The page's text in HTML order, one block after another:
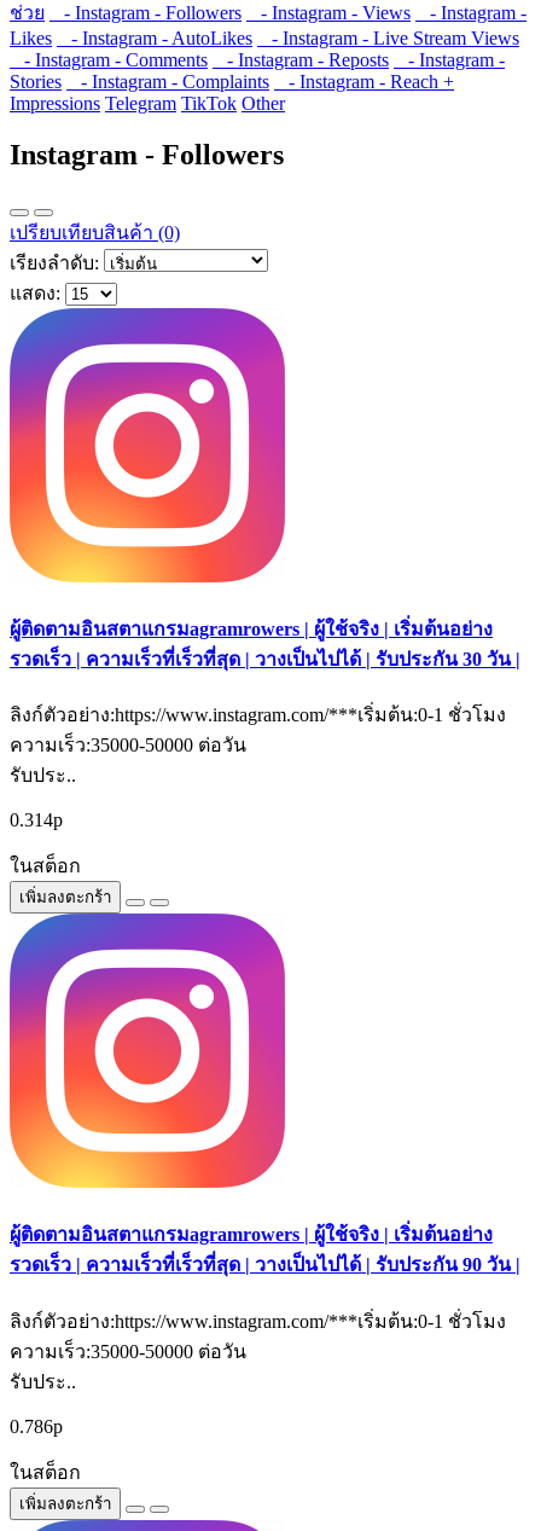
ช่วย
- Instagram - Followers - Instagram - Views
- Instagram -
Likes
- Instagram - AutoLikes
- Instagram - Live Stream Views
- Instagram - Comments
- Instagram - Reposts
- Instagram -
Stories
- Instagram - Complaints
- Instagram - Reach +
Impressions Telegram TikTok Other
Instagram - Followers
เปรียบเทียบสินค้า (0)
เรียงลำดับ:
แสดง:
ผู้ติดตามอินสตาแกรมagramrowers | ผู้ใช้จริง | เริ่มต้นอย่าง
รวดเร็ว | ความเร็วที่เร็วที่สุด | วางเป็นไปได้ | รับประกัน 30 วัน |
ลิงก์ตัวอย่าง:https://www.instagram.com/***เริ่มต้น:0-1 ชั่วโมง
ความเร็ว:35000-50000 ต่อวัน
รับประ..
0.314р
ในสต็อก
เพิ่มลงตะกร้า
ผู้ติดตามอินสตาแกรมagramrowers | ผู้ใช้จริง | เริ่มต้นอย่าง
รวดเร็ว | ความเร็วที่เร็วที่สุด | วางเป็นไปได้ | รับประกัน 90 วัน |
ลิงก์ตัวอย่าง:https://www.instagram.com/***เริ่มต้น:0-1 ชั่วโมง
ความเร็ว:35000-50000 ต่อวัน
รับประ..
0.786р
ในสต็อก
เพิ่มลงตะกร้า